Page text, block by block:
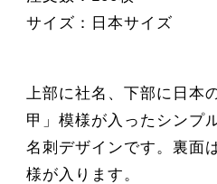
サイズ：日本サイズ
上部に社名、下部に日本
甲」模様が入ったシンプ
名刺デザインです。裏面
様が入ります。